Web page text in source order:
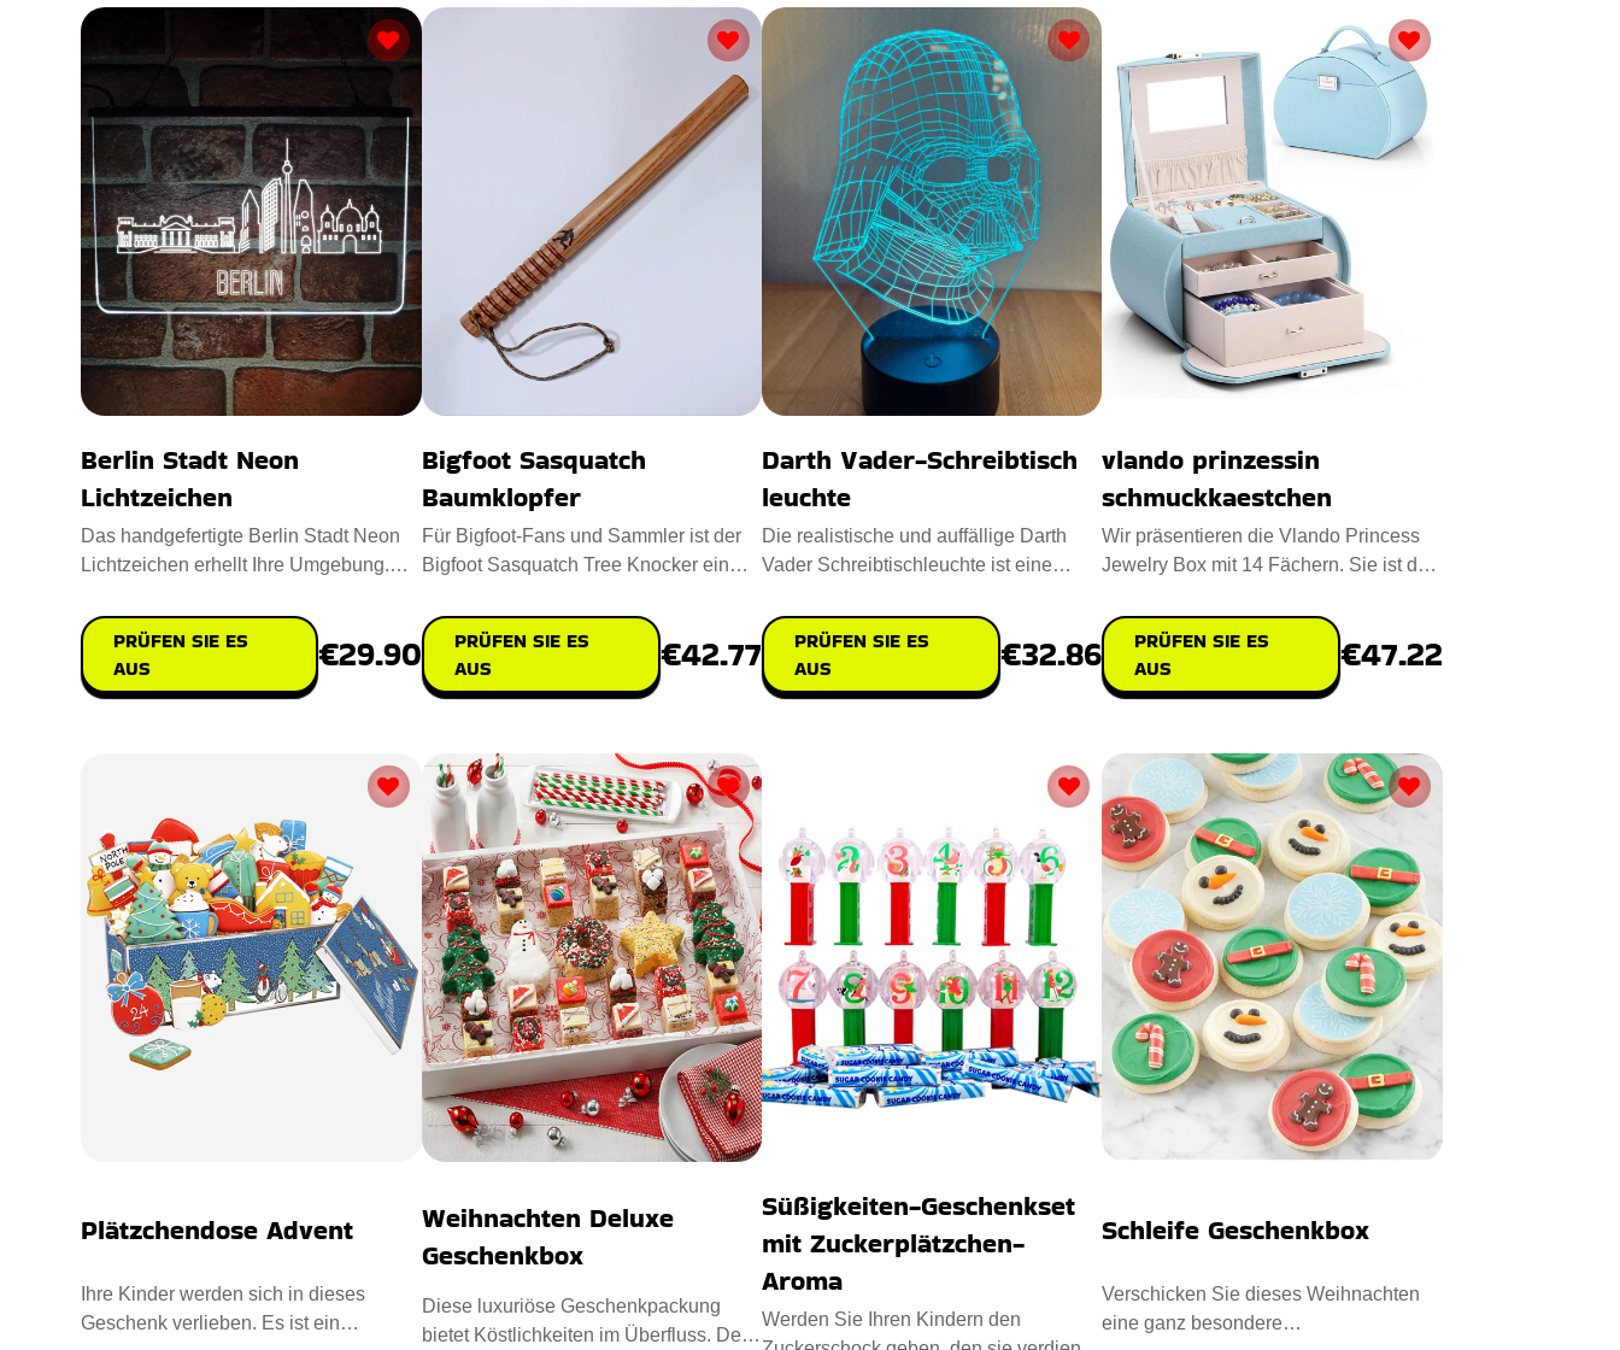
Berlin Stadt Neon
Lichtzeichen
Das handgefertigte Berlin Stadt Neon
Lichtzeichen erhellt Ihre Umgebung.
PRÜFEN SIE ES
AUS
€29.90
Bigfoot Sasquatch
Baumklopfer
Für Bigfoot-Fans und Sammler ist der
Bigfoot Sasquatch Tree Knocker ein
PRÜFEN SIE ES
AUS
€42.77
Darth Vader-Schreibtisch
leuchte
Die realistische und auffällige Darth
Vader Schreibtischleuchte ist eine
PRÜFEN SIE ES
AUS
€32.86
vlando prinzessin
schmuckkaestchen
Wir präsentieren die Vlando Princess
Jewelry Box mit 14 Fächern. Sie ist das
PRÜFEN SIE ES
AUS
€47.22
Plätzchendose Advent
Ihre Kinder werden sich in dieses
Geschenk verlieben. Es ist ein
Weihnachten Deluxe
Geschenkbox
Diese luxuriöse Geschenkpackung
bietet Köstlichkeiten im Überfluss. Der
Süßigkeiten-Geschenkset
mit Zuckerplätzchen-
Aroma
Werden Sie Ihren Kindern den
Schleife Geschenkbox
Verschicken Sie dieses Weihnachten
eine ganz besondere